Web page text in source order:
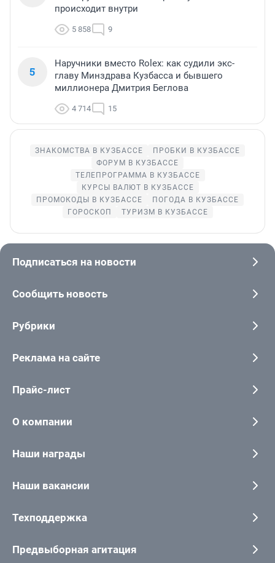
происходит внутри
5 858 9
5
Наручники вместо Rolex: как судили экс-
главу Минздрава Кузбасса и бывшего
миллионера Дмитрия Беглова
4 714 15
ЗНАКОМСТВА В КУЗБАССЕ
ПРОБКИ В КУЗБАССЕ
ФОРУМ В КУЗБАССЕ
ТЕЛЕПРОГРАММА В КУЗБАССЕ
КУРСЫ ВАЛЮТ В КУЗБАССЕ
ПРОМОКОДЫ В КУЗБАССЕ
ПОГОДА В КУЗБАССЕ
ГОРОСКОП
ТУРИЗМ В КУЗБАССЕ
Подписаться на новости
Сообщить новость
Рубрики
Реклама на сайте
Прайс-лист
О компании
Наши награды
Наши вакансии
Техподдержка
Предвыборная агитация